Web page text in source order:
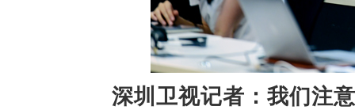
深圳卫视记者：我们注